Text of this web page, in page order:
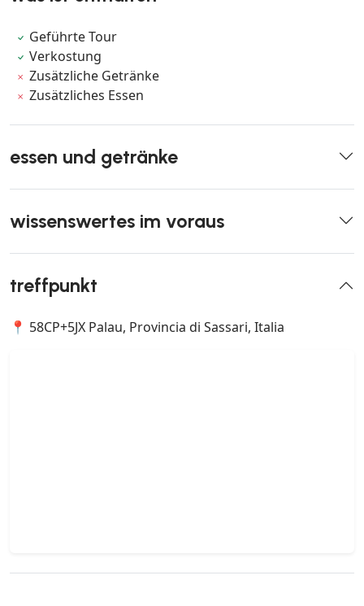
Geführte Tour
Verkostung
Zusätzliche Getränke
Zusätzliches Essen
essen und getränke
wissenswertes im voraus
treffpunkt
📍 58CP+5JX Palau, Provincia di Sassari, Italia